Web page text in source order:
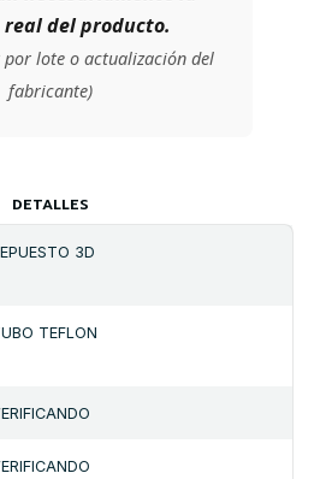
del producto.
lote o actualización del
fabricante)
DETALLES
3D
TEFLON